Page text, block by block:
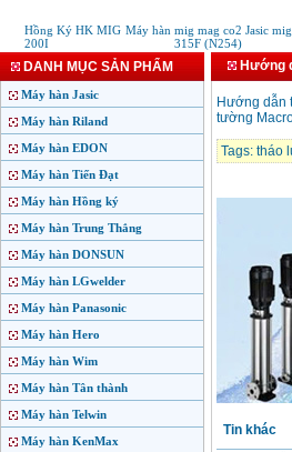
Hồng Ký HK MIG
200I
Máy hàn mig mag co2 Jasic mig
315F (N254)
DANH MỤC SẢN PHẨM
Máy hàn Jasic
Máy hàn Riland
Máy hàn EDON
Máy hàn Tiến Đạt
Máy hàn Hồng ký
Máy hàn Trung Thắng
Máy hàn DONSUN
Máy hàn LGwelder
Máy hàn Panasonic
Máy hàn Hero
Máy hàn Wim
Máy hàn Tân thành
Máy hàn Telwin
Máy hàn KenMax
Hướng
Hướng dẫn
tường
Tags: tháo
Tin khác